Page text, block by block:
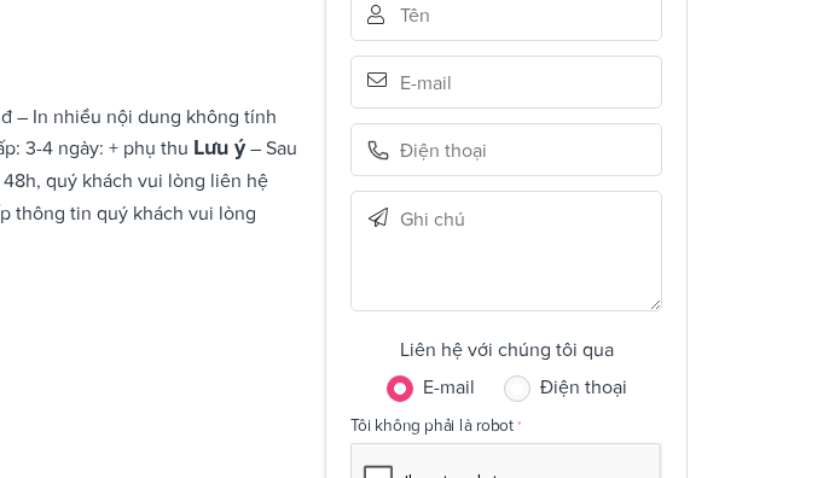
– In nhiều nội dung không tính
3-4 ngày: + phụ thu Lưu ý– Sau
quý khách vui lòng liên hệ
thông tin quý khách vui lòng
Liên hệ với chúng tôi qua
E-mail
Điện thoại
Tôi không phải là robot